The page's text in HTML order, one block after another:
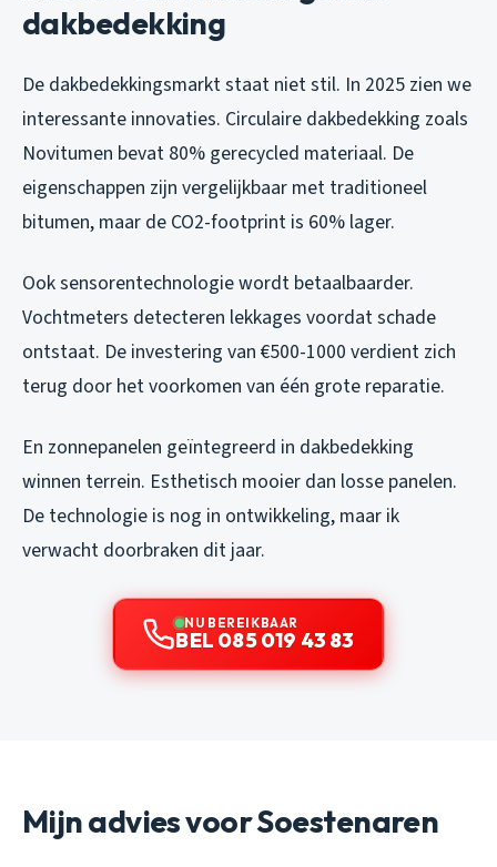
dakbedekking
De dakbedekkingsmarkt staat niet stil. In 2025 zien we
interessante innovaties. Circulaire dakbedekking zoals
Novitumen bevat 80% gerecycled materiaal. De
eigenschappen zijn vergelijkbaar met traditioneel
bitumen, maar de CO2-footprint is 60% lager.
Ook sensorentechnologie wordt betaalbaarder.
Vochtmeters detecteren lekkages voordat schade
ontstaat. De investering van €500-1000 verdient zich
terug door het voorkomen van één grote reparatie.
En zonnepanelen geïntegreerd in dakbedekking
winnen terrein. Esthetisch mooier dan losse panelen.
De technologie is nog in ontwikkeling, maar ik
verwacht doorbraken dit jaar.
NU BEREIKBAAR
BEL 085 019 43 83
Mijn advies voor Soestenaren